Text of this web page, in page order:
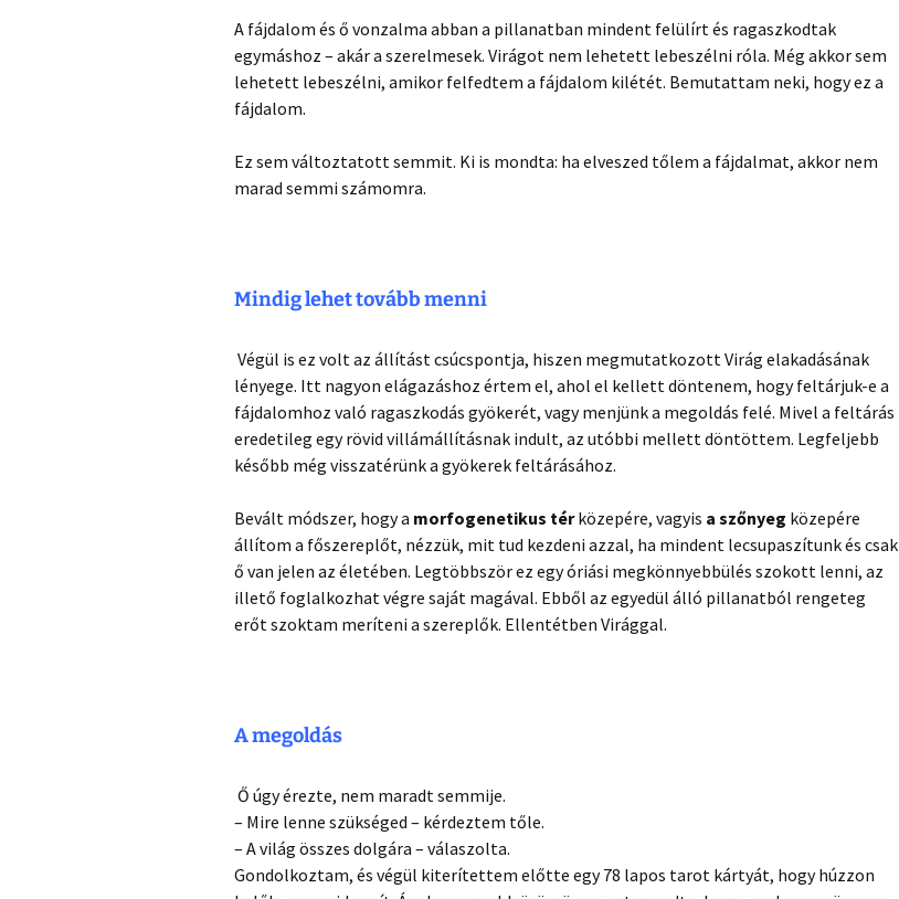
A fájdalom és ő vonzalma abban a pillanatban mindent felülírt és ragaszkodtak
egymáshoz – akár a szerelmesek. Virágot nem lehetett lebeszélni róla. Még akkor sem
lehetett lebeszélni, amikor felfedtem a fájdalom kilétét. Bemutattam neki, hogy ez a
fájdalom.
Ez sem változtatott semmit. Ki is mondta: ha elveszed tőlem a fájdalmat, akkor nem
marad semmi számomra.
Mindig lehet tovább menni
Végül is ez volt az állítást csúcspontja, hiszen megmutatkozott Virág elakadásának
lényege. Itt nagyon elágazáshoz értem el, ahol el kellett döntenem, hogy feltárjuk-e a
fájdalomhoz való ragaszkodás gyökerét, vagy menjünk a megoldás felé. Mivel a feltárás
eredetileg egy rövid villámállításnak indult, az utóbbi mellett döntöttem.️ Legfeljebb
később még visszatérünk a gyökerek feltárásához.
Bevált módszer, hogy a morfogenetikus térközepére, vagyis a szőnyeg közepére
állítom a főszereplőt, nézzük, mit tud kezdeni azzal, ha mindent lecsupaszítunk és csak
ő van jelen az életében. Legtöbbször ez egy óriási megkönnyebbülés szokott lenni, az
illető foglalkozhat végre saját magával. Ebből az egyedül álló pillanatból rengeteg
erőt szoktam meríteni a szereplők. Ellentétben Virággal.
A megoldás
Ő úgy érezte, nem maradt semmije.
– Mire lenne szükséged – kérdeztem tőle.
– A világ összes dolgára – válaszolta.
Gondolkoztam, és végül kiterítettem előtte egy 78 lapos tarot kártyát, hogy húzzon